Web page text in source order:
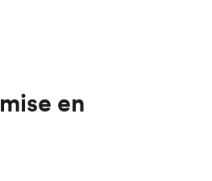
en